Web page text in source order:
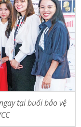
tại buổi bảo vệ